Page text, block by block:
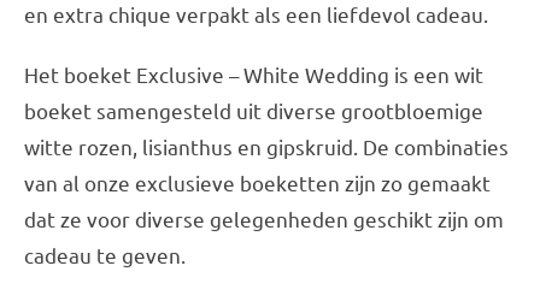
en extra chique verpakt als een liefdevol cadeau.
Het boeket Exclusive – White Wedding is een wit
boeket samengesteld uit diverse grootbloemige
witte rozen, lisianthus en gipskruid. De combinaties
van al onze exclusieve boeketten zijn zo gemaakt
dat ze voor diverse gelegenheden geschikt zijn om
cadeau te geven.